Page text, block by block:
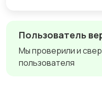
Пользователь
Мы проверили и
пользователя